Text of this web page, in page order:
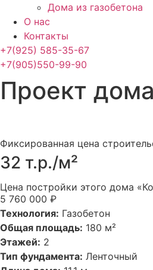
Дома из газобетона
О нас
Контакты
+7(925) 585-35-67
+7(905)550-99-90
Проект
Фиксированная цена
32 т.р./м²
Цена постройки этого дома
5 760 000 ₽
Технология: Газобетон
Общая площадь: 180 м²
Этажей: 2
Тип фундамента: Ленточный